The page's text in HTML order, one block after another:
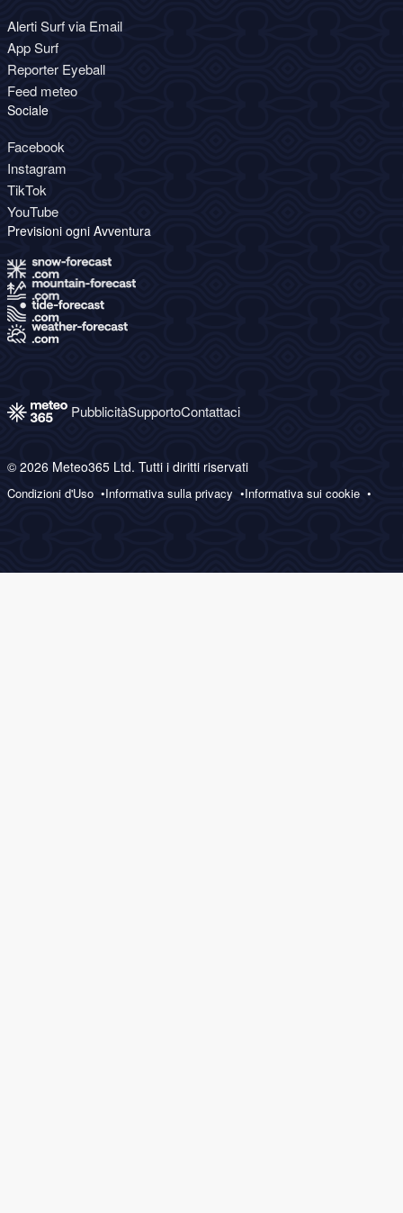
Alerti Surf via Email
App Surf
Reporter Eyeball
Feed meteo
Sociale
Facebook
Instagram
TikTok
YouTube
Previsioni ogni Avventura
PubblicitàSupportoContattaci
© 2026 Meteo365 Ltd. Tutti i diritti riservati
Condizioni d'Uso Informativa sulla privacy Informativa sui cookie